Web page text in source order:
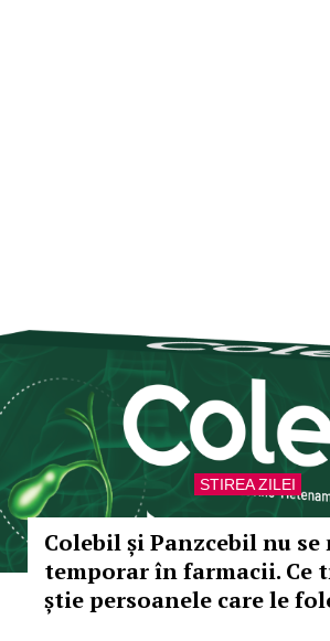
STIREA ZILEI
Colebil și Panzcebil nu
temporar în farmacii. Ce
știe persoanele care le